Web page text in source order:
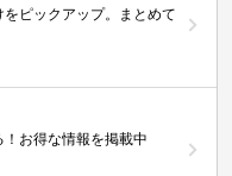
ピックアップ。まとめて
お得な情報を掲載中